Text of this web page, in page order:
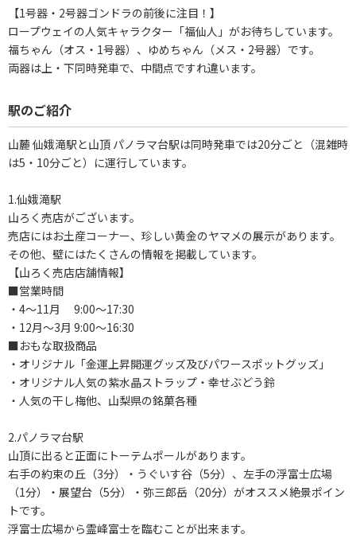
【1号器・2号器ゴンドラの前後に注目！】
ロープウェイの人気キャラクター「福仙人」がお待ちしています。
福ちゃん（オス・1号器）、ゆめちゃん（メス・2号器）です。
両器は上・下同時発車で、中間点ですれ違います。
駅のご紹介
山麓 仙娥滝駅と山頂 パノラマ台駅は同時発車では20分ごと（混雑時
は5・10分ごと）に運行しています。
1.仙娥滝駅
山ろく売店がございます。
売店にはお土産コーナー、珍しい黄金のヤマメの展示があります。
その他、壁にはたくさんの情報を掲載しています。
【山ろく売店店舗情報】
■営業時間
・4～11月 9:00～17:30
・12月～3月 9:00～16:30
■おもな取扱商品
・オリジナル「金運上昇開運グッズ及びパワースポットグッズ」
・オリジナル人気の紫水晶ストラップ・幸せぶどう鈴
・人気の干し梅他、山梨県の銘菓各種
2.パノラマ台駅
山頂に出ると正面にトーテムポールがあります。
右手の約束の丘（3分）・うぐいす谷（5分）、左手の浮富士広場
（1分）・展望台（5分）・弥三郎岳（20分）がオススメ絶景ポイン
トです。
浮富士広場から霊峰富士を臨むことが出来ます。